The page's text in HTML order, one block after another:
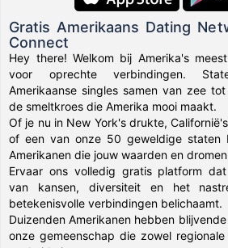
Gratis Amerikaans Dating
Connect
Hey there! Welkom bij Amerika's
voor oprechte verbindingen.
Amerikaanse singles samen van zee
de smeltkroes die Amerika mooi maakt.
Of je nu in New York's drukte,
of een van onze 50 geweldige staten
Amerikanen die jouw waarden en
Ervaar ons volledig gratis platform
van kansen, diversiteit en het
betekenisvolle verbindingen belichaamt.
Duizenden Amerikanen hebben
onze gemeenschap die zowel